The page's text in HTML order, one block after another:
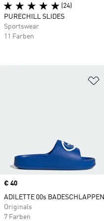
Price
€ 40
ADILETTE 00s BADESCHLAPPEN
Originals
7 Farben
(24)
PURECHILL SLIDES
Sportswear
11 Farben